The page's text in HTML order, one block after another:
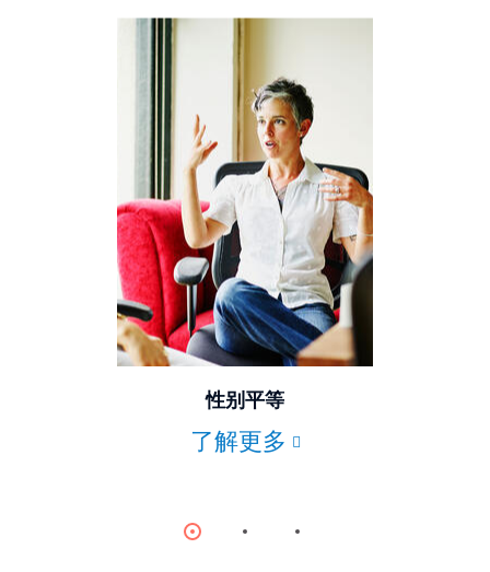
© Getty Images/Digital Vision
性别平等
了解更多